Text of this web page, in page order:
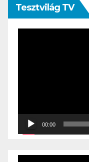
Tesztvilág TV
00:00